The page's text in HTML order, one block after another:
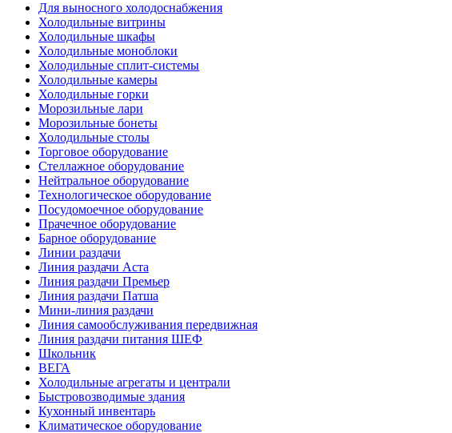
Для выносного холодоснабжения
Холодильные витрины
Холодильные шкафы
Холодильные моноблоки
Холодильные сплит-системы
Холодильные камеры
Холодильные горки
Морозильные лари
Морозильные бонеты
Холодильные столы
Торговое оборудование
Стеллажное оборудование
Нейтральное оборудование
Технологическое оборудование
Посудомоечное оборудование
Прачечное оборудование
Барное оборудование
Линии раздачи
Линия раздачи Аста
Линия раздачи Премьер
Линия раздачи Патша
Мини-линия раздачи
Линия самообслуживания передвижная
Линия раздачи питания ШЕФ
Школьник
ВЕГА
Холодильные агрегаты и централи
Быстровозводимые здания
Кухонный инвентарь
Климатическое оборудование